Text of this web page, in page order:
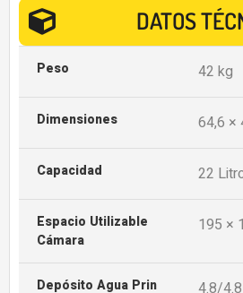
DATOS
Peso 42 kg
Dimensiones 64,6 ×
Capacidad 22
Espacio Utilizable
Cámara
195 ×
Depósito Agua Prin